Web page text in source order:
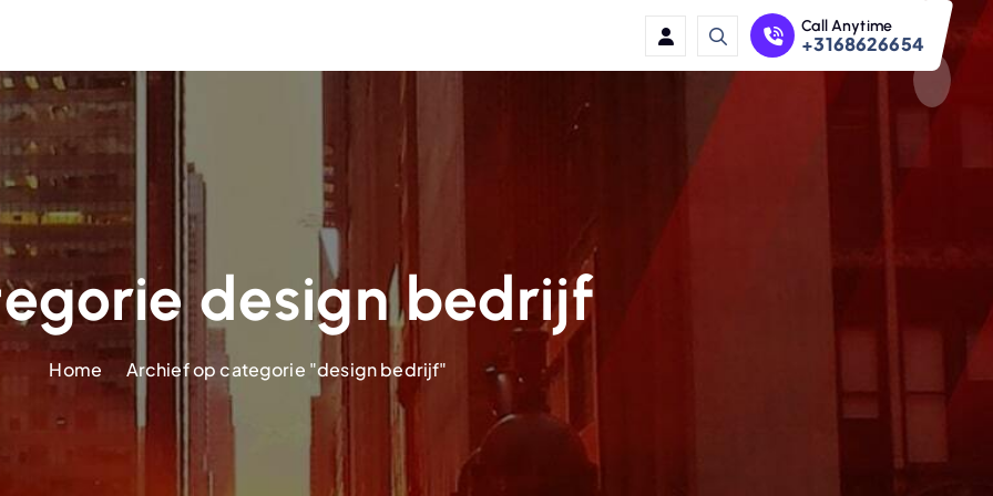
Call Anytime
+3168626654
design bedrijf
Home Archief op categorie "design bedrijf"